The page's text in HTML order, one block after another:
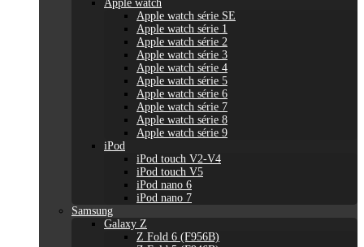
Apple watch
Apple watch série SE
Apple watch série 1
Apple watch série 2
Apple watch série 3
Apple watch série 4
Apple watch série 5
Apple watch série 6
Apple watch série 7
Apple watch série 8
Apple watch série 9
iPod
iPod touch V2-V4
iPod touch V5
iPod nano 6
iPod nano 7
Samsung
Galaxy Z
Z Fold 6 (F956B)